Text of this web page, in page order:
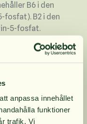
anpassa innehållet
funktioner
trafik. Vi
B6 i den
fosfat). B2 i den
5-fosfat.
och zink som
att skydda
normal